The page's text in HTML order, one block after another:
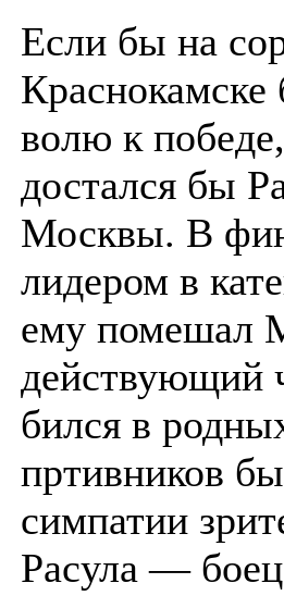
Если бы на
волю к
достался бы
Москвы. В
лидером в
ему помешал
действующий
бился в
пртивников
симпатии
Расула —